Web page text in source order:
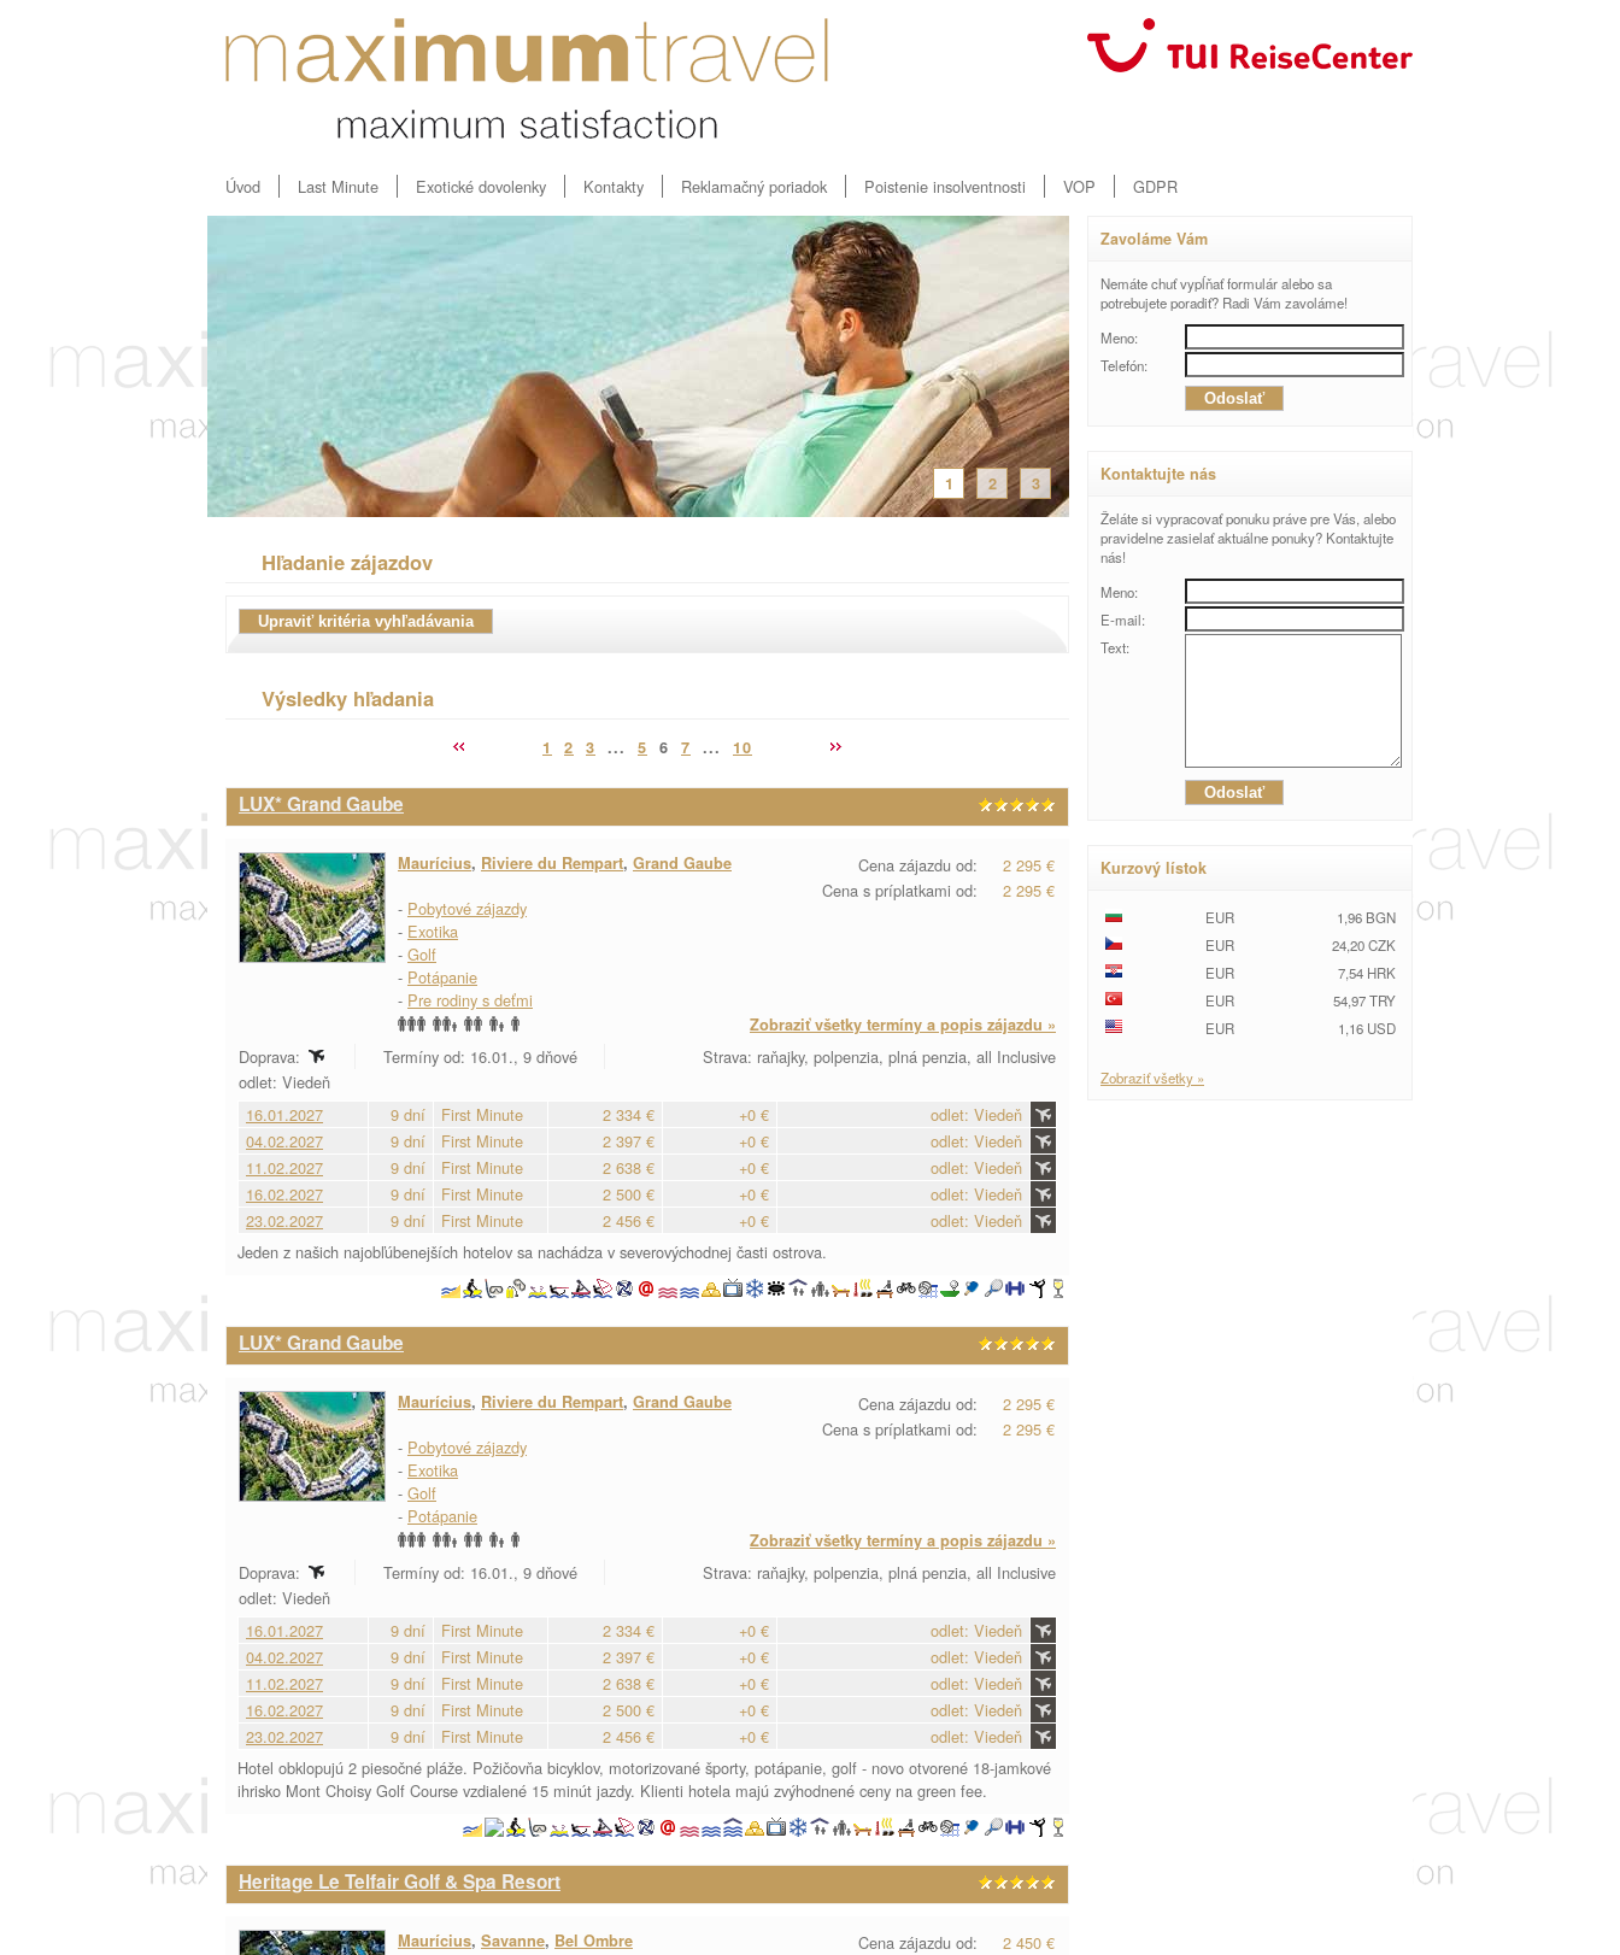
Úvod Last Minute Exotické dovolenky Kontakty Reklamačný poriadok Poistenie insolventnosti VOP GDPR
1 2 3
Hľadanie zájazdov
Výsledky hľadania
1 2 3 ... 5 6 7 ... 10
LUX* Grand Gaube
Cena zájazdu od:
2 295 €
Cena s príplatkami od:
2 295 €
Maurícius, Riviere du Rempart, Grand Gaube
- Pobytové zájazdy
- Exotika
- Golf
- Potápanie
- Pre rodiny s deťmi
Zobraziť všetky termíny a popis zájazdu »
Doprava: Termíny od: 16.01., 9 dňové
Strava: raňajky, polpenzia, plná penzia, all Inclusive
odlet: Viedeň
16.01.2027
9 dní First Minute 2 334 € +0 €
odlet: Viedeň
04.02.2027
9 dní First Minute 2 397 € +0 €
odlet: Viedeň
11.02.2027
9 dní First Minute 2 638 € +0 €
odlet: Viedeň
16.02.2027
9 dní First Minute 2 500 € +0 €
odlet: Viedeň
23.02.2027
9 dní First Minute 2 456 € +0 €
odlet: Viedeň
Jeden z našich najobľúbenejších hotelov sa nachádza v severovýchodnej časti ostrova.
LUX* Grand Gaube
Cena zájazdu od:
2 295 €
Cena s príplatkami od:
2 295 €
Maurícius, Riviere du Rempart, Grand Gaube
- Pobytové zájazdy
- Exotika
- Golf
- Potápanie
Zobraziť všetky termíny a popis zájazdu »
Doprava: Termíny od: 16.01., 9 dňové
Strava: raňajky, polpenzia, plná penzia, all Inclusive
odlet: Viedeň
16.01.2027
9 dní First Minute 2 334 € +0 €
odlet: Viedeň
04.02.2027
9 dní First Minute 2 397 € +0 €
odlet: Viedeň
11.02.2027
9 dní First Minute 2 638 € +0 €
odlet: Viedeň
16.02.2027
9 dní First Minute 2 500 € +0 €
odlet: Viedeň
23.02.2027
9 dní First Minute 2 456 € +0 €
odlet: Viedeň
Hotel obklopujú 2 piesočné pláže. Požičovňa bicyklov, motorizované športy, potápanie, golf - novo otvorené 18-jamkové
ihrisko Mont Choisy Golf Course vzdialené 15 minút jazdy. Klienti hotela majú zvýhodnené ceny na green fee.
Heritage Le Telfair Golf & Spa Resort
Cena zájazdu od:
2 450 €
Maurícius, Savanne, Bel Ombre
Zavoláme Vám
Nemáte chuť vypĺňať formulár alebo sa
potrebujete poradiť? Radi Vám zavoláme!
Meno:
Telefón:
Kontaktujte nás
Želáte si vypracovať ponuku práve pre Vás, alebo
pravidelne zasielať aktuálne ponuky? Kontaktujte
nás!
Meno:
E-mail:
Text:
Kurzový lístok
EUR
1,96 BGN
EUR
24,20 CZK
EUR
7,54 HRK
EUR
54,97 TRY
EUR
1,16 USD
Zobraziť všetky »